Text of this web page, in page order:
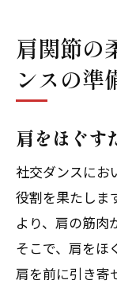
肩関節の
ンスの準
肩をほぐす
社交ダンスにお
役割を果たしま
より、肩の筋肉
そこで、肩をほ
肩を前に引き寄